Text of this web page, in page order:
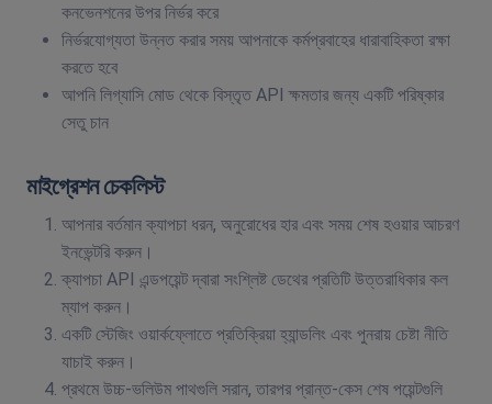
কনভেনশনের উপর নির্ভর করে
নির্ভরযোগ্যতা উন্নত করার সময় আপনাকে কর্মপ্রবাহের ধারাবাহিকতা রক্ষা
করতে হবে
আপনি লিগ্যাসি মোড থেকে বিস্তৃত API ক্ষমতার জন্য একটি পরিষ্কার
সেতু চান
মাইগ্রেশন চেকলিস্ট
আপনার বর্তমান ক্যাপচা ধরন, অনুরোধের হার এবং সময় শেষ হওয়ার আচরণ
ইনভেন্টরি করুন।
ক্যাপচা API এন্ডপয়েন্ট দ্বারা সংশ্লিষ্ট ডেথের প্রতিটি উত্তরাধিকার কল
ম্যাপ করুন।
একটি স্টেজিং ওয়ার্কফ্লোতে প্রতিক্রিয়া হ্যান্ডলিং এবং পুনরায় চেষ্টা নীতি
যাচাই করুন।
প্রথমে উচ্চ-ভলিউম পাথগুলি সরান, তারপর প্রান্ত-কেস শেষ পয়েন্টগুলি